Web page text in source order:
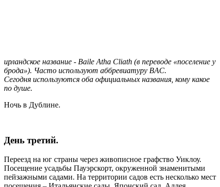
ирландское название - Baile Atha Cliath (в переводе «поселение у
брода»). Часто используют аббревиатуру BAC.
Сегодня используются оба официальных названия, кому какое
по душе.
Ночь в Дублине.
День третий.
Переезд на юг страны через живописное графство Уиклоу.
Посещение усадьбы Пауэрскорт, окруженной знаменитыми
пейзажными садами. На территории садов есть несколько мест